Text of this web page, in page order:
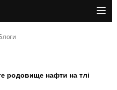
родовище нафти на тлі